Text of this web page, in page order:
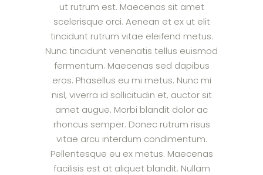
ut rutrum est. Maecenas sit amet
scelerisque orci. Aenean et ex ut elit
tincidunt rutrum vitae eleifend metus.
Nunc tincidunt venenatis tellus euismod
fermentum. Maecenas sed dapibus
eros. Phasellus eu mi metus. Nunc mi
nisl, viverra id sollicitudin et, auctor sit
amet augue. Morbi blandit dolor ac
rhoncus semper. Donec rutrum risus
vitae arcu interdum condimentum.
Pellentesque eu ex metus. Maecenas
facilisis est at aliquet blandit. Nullam